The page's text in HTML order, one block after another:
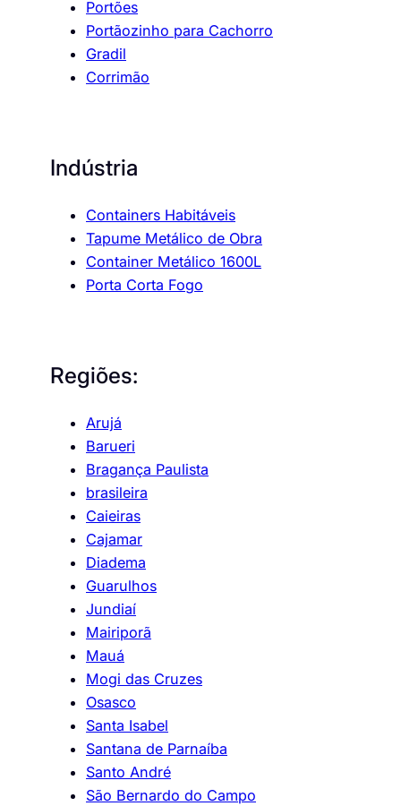
Portões
Portãozinho para Cachorro
Gradil
Corrimão
Indústria
Containers Habitáveis
Tapume Metálico de Obra
Container Metálico 1600L
Porta Corta Fogo
Regiões:
Arujá
Barueri
Bragança Paulista
brasileira
Caieiras
Cajamar
Diadema
Guarulhos
Jundiaí
Mairiporã
Mauá
Mogi das Cruzes
Osasco
Santa Isabel
Santana de Parnaíba
Santo André
São Bernardo do Campo